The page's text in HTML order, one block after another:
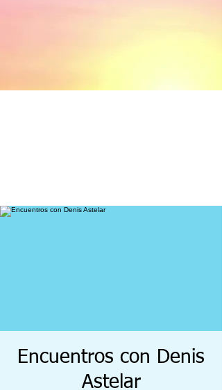
Encuentros con Denis
Astelar